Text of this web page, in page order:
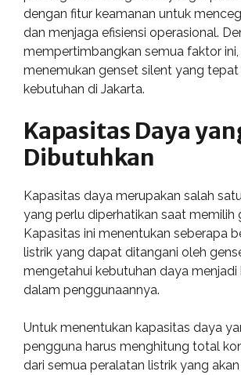
dengan fitur keamanan untuk
dan menjaga efisiensi operasional.
mempertimbangkan semua faktor
menemukan genset silent yang
kebutuhan di Jakarta.
Kapasitas Daya
Dibutuhkan
Kapasitas daya merupakan salah
yang perlu diperhatikan saat memilih
Kapasitas ini menentukan seberapa
listrik yang dapat ditangani oleh
mengetahui kebutuhan daya menjadi
dalam penggunaannya.
Untuk menentukan kapasitas daya
pengguna harus menghitung total
dari semua peralatan listrik yang